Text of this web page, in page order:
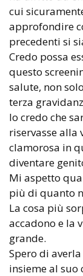
cui
approfondire
precedenti si
Credo possa
questo
salute, non
terza
Io credo che
riservasse alla
clamorosa in
diventare
Mi aspetto
più di quanto
La cosa più
accadono e la
grande.
Spero di
insieme al suo